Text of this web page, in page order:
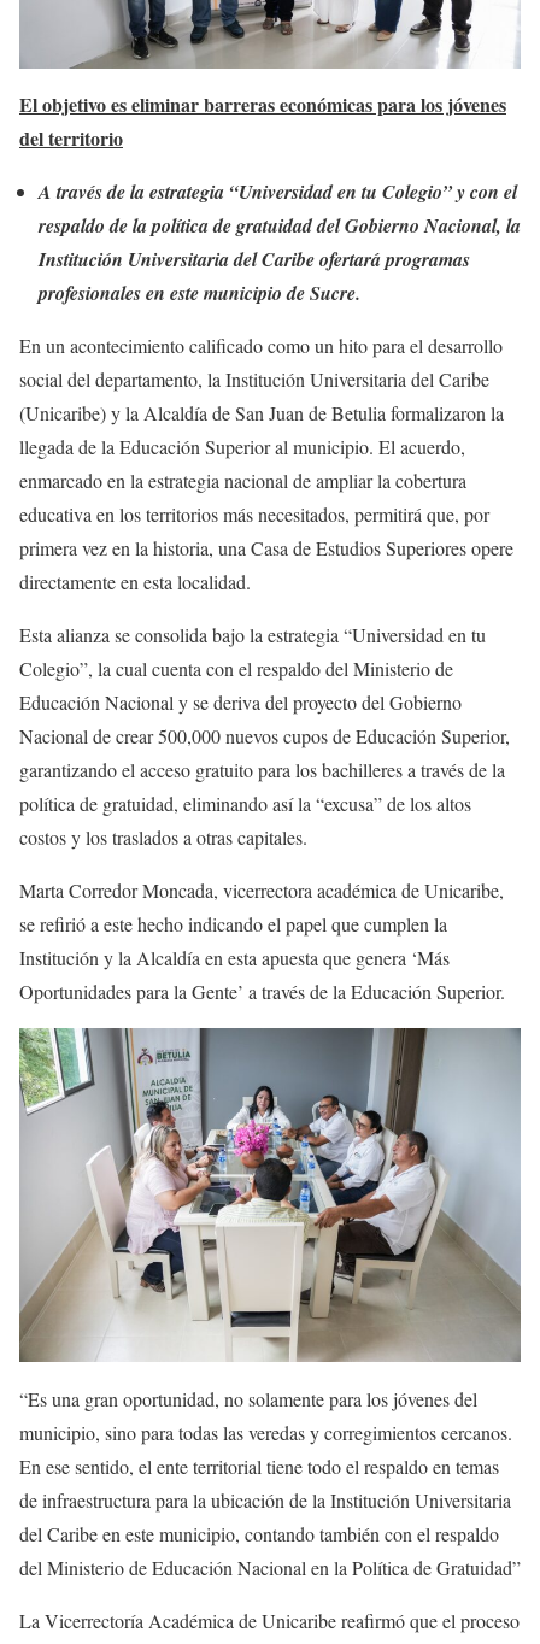
El objetivo es eliminar barreras económicas para los jóvenes
del territorio
A través de la estrategia “Universidad en tu Colegio” y con el
respaldo de la política de gratuidad del Gobierno Nacional, la
Institución Universitaria del Caribe ofertará programas
profesionales en este municipio de Sucre.
En un acontecimiento calificado como un hito para el desarrollo
social del departamento, la Institución Universitaria del Caribe
(Unicaribe) y la Alcaldía de San Juan de Betulia formalizaron la
llegada de la Educación Superior al municipio. El acuerdo,
enmarcado en la estrategia nacional de ampliar la cobertura
educativa en los territorios más necesitados, permitirá que, por
primera vez en la historia, una Casa de Estudios Superiores opere
directamente en esta localidad.
Esta alianza se consolida bajo la estrategia “Universidad en tu
Colegio”, la cual cuenta con el respaldo del Ministerio de
Educación Nacional y se deriva del proyecto del Gobierno
Nacional de crear 500,000 nuevos cupos de Educación Superior,
garantizando el acceso gratuito para los bachilleres a través de la
política de gratuidad, eliminando así la “excusa” de los altos
costos y los traslados a otras capitales.
Marta Corredor Moncada, vicerrectora académica de Unicaribe,
se refirió a este hecho indicando el papel que cumplen la
Institución y la Alcaldía en esta apuesta que genera ‘Más
Oportunidades para la Gente’ a través de la Educación Superior.
“Es una gran oportunidad, no solamente para los jóvenes del
municipio, sino para todas las veredas y corregimientos cercanos.
En ese sentido, el ente territorial tiene todo el respaldo en temas
de infraestructura para la ubicación de la Institución Universitaria
del Caribe en este municipio, contando también con el respaldo
del Ministerio de Educación Nacional en la Política de Gratuidad”
La Vicerrectoría Académica de Unicaribe reafirmó que el proceso